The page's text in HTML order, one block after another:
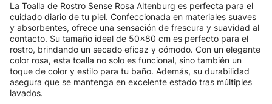
La Toalla de Rostro Sense Rosa Altenburg es perfecta para el
cuidado diario de tu piel. Confeccionada en materiales suaves
y absorbentes, ofrece una sensación de frescura y suavidad al
contacto. Su tamaño ideal de 50x80 cm es perfecto para el
rostro, brindando un secado eficaz y cómodo. Con un elegante
color rosa, esta toalla no solo es funcional, sino también un
toque de color y estilo para tu baño. Además, su durabilidad
asegura que se mantenga en excelente estado tras múltiples
lavados.